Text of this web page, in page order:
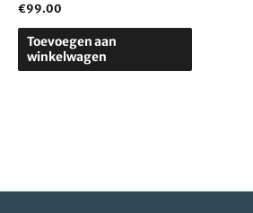
€99.00
Toevoegen aan
winkelwagen